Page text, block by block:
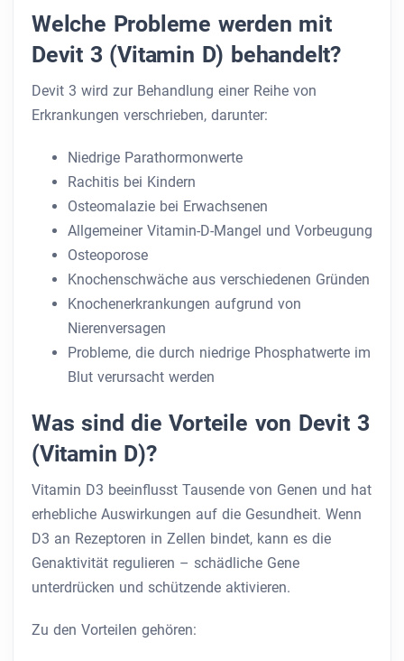
Welche Probleme werden mit
Devit 3 (Vitamin D) behandelt?
Devit 3 wird zur Behandlung einer Reihe von
Erkrankungen verschrieben, darunter:
Niedrige Parathormonwerte
Rachitis bei Kindern
Osteomalazie bei Erwachsenen
Allgemeiner Vitamin-D-Mangel und Vorbeugung
Osteoporose
Knochenschwäche aus verschiedenen Gründen
Knochenerkrankungen aufgrund von
Nierenversagen
Probleme, die durch niedrige Phosphatwerte im
Blut verursacht werden
Was sind die Vorteile von Devit 3
(Vitamin D)?
Vitamin D3 beeinflusst Tausende von Genen und hat
erhebliche Auswirkungen auf die Gesundheit. Wenn
D3 an Rezeptoren in Zellen bindet, kann es die
Genaktivität regulieren – schädliche Gene
unterdrücken und schützende aktivieren.
Zu den Vorteilen gehören: